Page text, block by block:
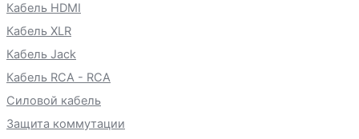
Кабель HDMI
Кабель XLR
Кабель Jack
Кабель RCA - RCA
Силовой кабель
Защита коммутации